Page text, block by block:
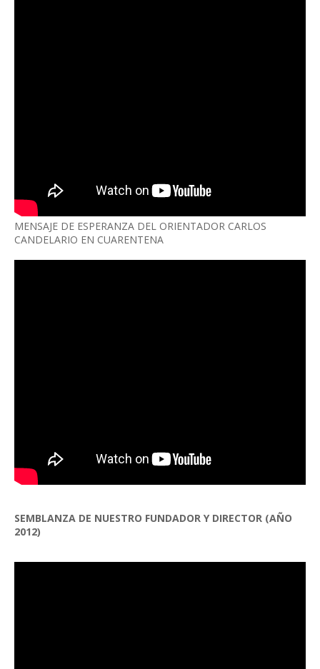
MENSAJE DE ESPERANZA DEL ORIENTADOR CARLOS
CANDELARIO EN CUARENTENA
SEMBLANZA DE NUESTRO FUNDADOR Y DIRECTOR (AÑO
2012)